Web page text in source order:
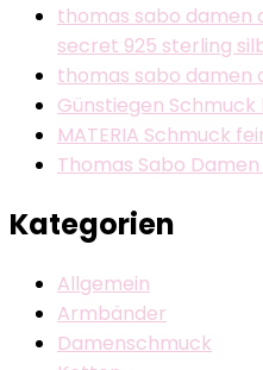
thomas sabo
secret 925 sterling
thomas sabo
Günstiegen Schmuck
MATERIA Schmuck
Thomas Sabo
Kategorien
Allgemein
Armbänder
Damenschmuck